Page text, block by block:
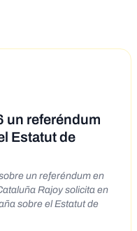
un referéndum
Estatut de
un referéndum en
Rajoy solicita en
sobre el Estatut de